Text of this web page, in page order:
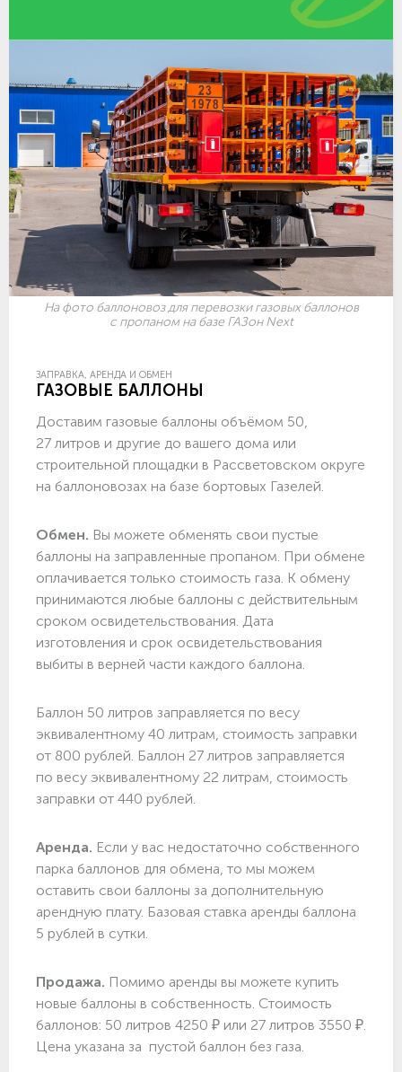
На фото баллоновоз для перевозки газовых баллонов
с пропаном на базе ГАЗон Next
ЗАПРАВКА, АРЕНДА И ОБМЕН
ГАЗОВЫЕ БАЛЛОНЫ
Доставим газовые баллоны объёмом 50,
27 литров и другие до вашего дома или
строительной площадки в Рассветовском округе
на баллоновозах на базе бортовых Газелей.
Обмен. Вы можете обменять свои пустые
баллоны на заправленные пропаном. При обмене
оплачивается только стоимость газа. К обмену
принимаются любые баллоны с действительным
сроком освидетельствования. Дата
изготовления и срок освидетельствования
выбиты в верней части каждого баллона.
Баллон 50 литров заправляется по весу
эквивалентному 40 литрам, стоимость заправки
от 800 рублей. Баллон 27 литров заправляется
по весу эквивалентному 22 литрам, стоимость
заправки от 440 рублей.
Аренда. Если у вас недостаточно собственного
парка баллонов для обмена, то мы можем
оставить свои баллоны за дополнительную
арендную плату. Базовая ставка аренды баллона
5 рублей в сутки.
Продажа. Помимо аренды вы можете купить
новые баллоны в собственность. Стоимость
баллонов: 50 литров 4250 ₽ или 27 литров 3550 ₽.
Цена указана за пустой баллон без газа.